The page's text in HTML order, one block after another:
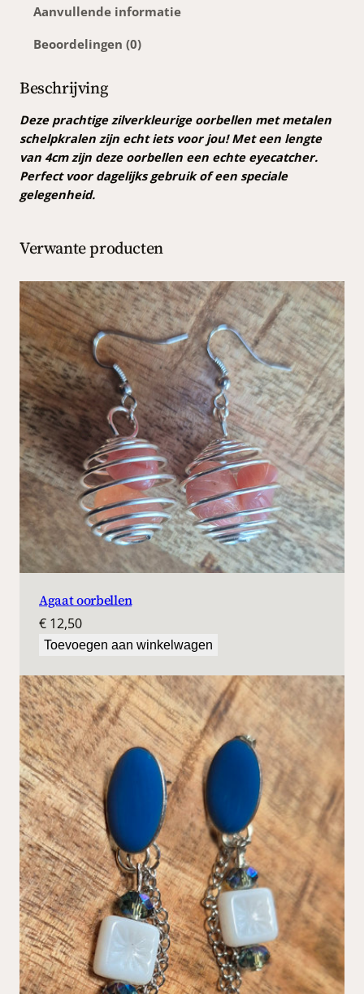
l
o
o
r
b
e
e
a
a
n
t
a
l
Aanvullende informatie
Beoordelingen (0)
Beschrijving
Deze prachtige zilverkleurige oorbellen met metalen
schelpkralen zijn echt iets voor jou! Met een lengte
van 4cm zijn deze oorbellen een echte eyecatcher.
Perfect voor dagelijks gebruik of een speciale
gelegenheid.
Verwante producten
Agaat oorbellen
€ 12,50
Toevoegen aan winkelwagen